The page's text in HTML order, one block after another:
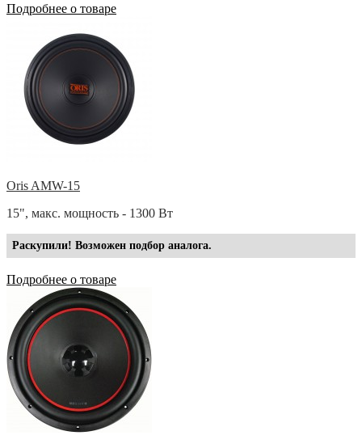
Подробнее о товаре
Oris AMW-15
15", макс. мощность - 1300 Вт
Раскупили! Возможен подбор аналога.
Подробнее о товаре